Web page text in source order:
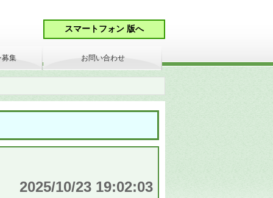
2025/10/23 19:02:03
募集 お問い合わせ